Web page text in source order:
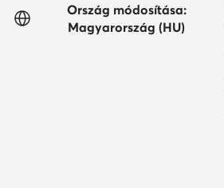
Ország módosítása:
Magyarország (HU)